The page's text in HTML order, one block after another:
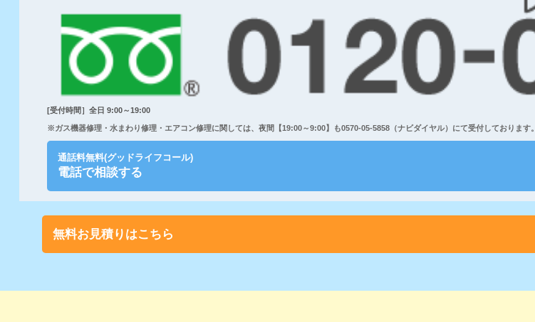
[受付時間］全日 9:00～19:00
※ガス機器修理・水まわり修理・エアコン修理に関しては、夜間【19:00～9:00】も0570-05-5858（ナビダイヤル）にて受付しております。
通話料無料(グッドライフコール)
電話で相談する
無料お見積りはこちら